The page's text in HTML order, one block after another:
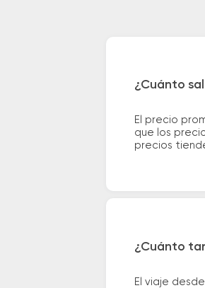
¿Cuánto
El precio
que los
precios
¿Cuánto
El viaje